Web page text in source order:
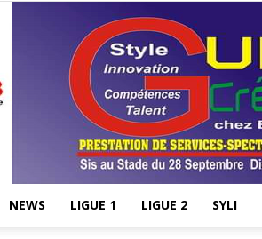
NEWS LIGUE 1 LIGUE 2 SYLI